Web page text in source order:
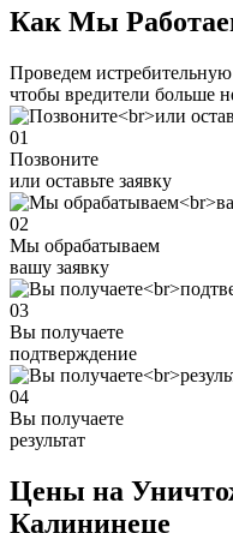
Как Мы
Проведем
чтобы вредители больше
01
Позвоните
или оставьте заявку
02
Мы обрабатываем
вашу заявку
03
Вы получаете
подтверждение
04
Вы получаете
результат
Цены на
Калининеце